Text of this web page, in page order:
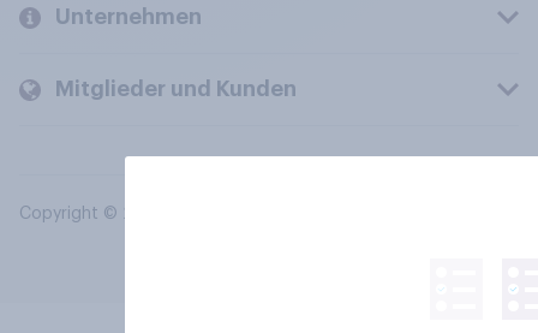
Unternehmen
Mitglieder und Kunden
Copyright © 2026 YouGov PLC. Alle Rechte vorbehalten.